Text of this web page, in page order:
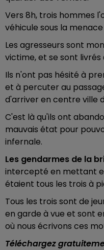
Vers 8h, trois hommes
véhicule sous la
Les agresseurs sont
victime, et se sont
Ils n'ont pas hésité à
et à percuter au
d'arriver en centre ville
C'est là qu'ils ont
mauvais état pour
infernale.
Les gendarmes de la
intercepté en mettant
étaient tous les trois à
Tous les trois sont de
en garde à vue et sont
où nous écrivons ces
Téléchargez